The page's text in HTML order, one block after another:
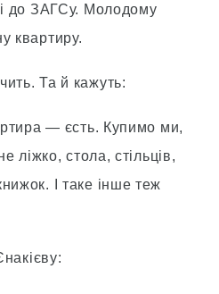
до ЗАГСу. Молодому
квартиру.
Та й кажуть:
— єсть. Купимо ми,
ліжко, стола, стільців,
І таке інше теж